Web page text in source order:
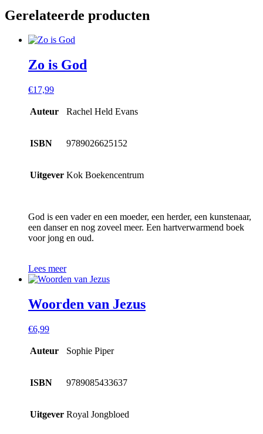
Gerelateerde producten
Zo is God
€17,99
Auteur Rachel Held Evans
ISBN 9789026625152
Uitgever Kok Boekencentrum
God is een vader en een moeder, een herder, een kunstenaar,
een danser en nog zoveel meer. Een hartverwarmend boek
voor jong en oud.
Lees meer
Woorden van Jezus
€6,99
Auteur Sophie Piper
ISBN 9789085433637
Uitgever Royal Jongbloed